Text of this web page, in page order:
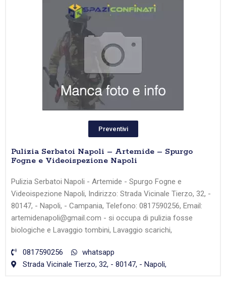
Preventivi
Pulizia Serbatoi Napoli – Artemide – Spurgo
Fogne e Videoispezione Napoli
Pulizia Serbatoi Napoli - Artemide - Spurgo Fogne e
Videoispezione Napoli, Indirizzo: Strada Vicinale Tierzo, 32, -
80147, - Napoli, - Campania, Telefono: 0817590256, Email:
artemidenapoli@gmail.com - si occupa di pulizia fosse
biologiche e Lavaggio tombini, Lavaggio scarichi,
0817590256
whatsapp
Strada Vicinale Tierzo, 32, - 80147, - Napoli,